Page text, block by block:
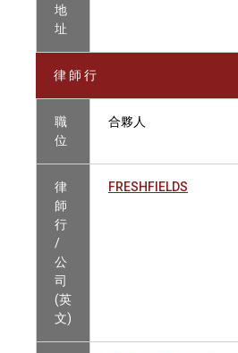
地
址
律 師 行
職
位
合夥人
律
師
行
/
公
司
(英
文)
FRESHFIELDS